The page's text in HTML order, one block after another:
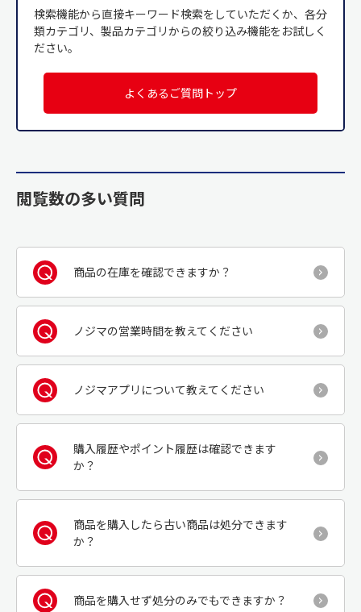
検索機能から直接キーワード検索をしていただくか、各分
類カテゴリ、製品カテゴリからの絞り込み機能をお試しく
ださい。
よくあるご質問トップ
閲覧数の多い質問
商品の在庫を確認できますか？
ノジマの営業時間を教えてください
ノジマアプリについて教えてください
購入履歴やポイント履歴は確認できます
か？
商品を購入したら古い商品は処分できます
か？
商品を購入せず処分のみでもできますか？